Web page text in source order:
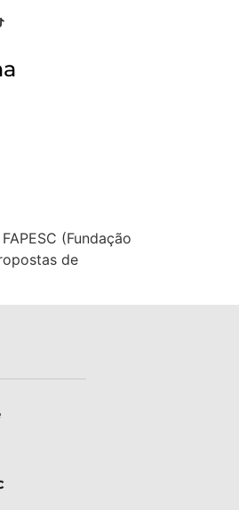
(Fundação
de